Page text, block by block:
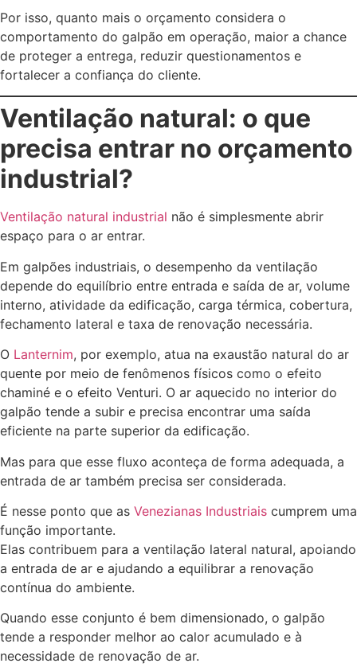
Por isso, quanto mais o orçamento considera o
comportamento do galpão em operação, maior a chance
de proteger a entrega, reduzir questionamentos e
fortalecer a confiança do cliente.
Ventilação natural: o que
precisa entrar no orçamento
industrial?
Ventilação natural industrial não é simplesmente abrir
espaço para o ar entrar.
Em galpões industriais, o desempenho da ventilação
depende do equilíbrio entre entrada e saída de ar, volume
interno, atividade da edificação, carga térmica, cobertura,
fechamento lateral e taxa de renovação necessária.
O Lanternim, por exemplo, atua na exaustão natural do ar
quente por meio de fenômenos físicos como o efeito
chaminé e o efeito Venturi. O ar aquecido no interior do
galpão tende a subir e precisa encontrar uma saída
eficiente na parte superior da edificação.
Mas para que esse fluxo aconteça de forma adequada, a
entrada de ar também precisa ser considerada.
É nesse ponto que as Venezianas Industriais cumprem uma
função importante.
Elas contribuem para a ventilação lateral natural, apoiando
a entrada de ar e ajudando a equilibrar a renovação
contínua do ambiente.
Quando esse conjunto é bem dimensionado, o galpão
tende a responder melhor ao calor acumulado e à
necessidade de renovação de ar.